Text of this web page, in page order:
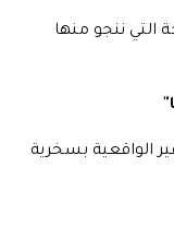
التي ننجو منها
الواقعية بسخرية